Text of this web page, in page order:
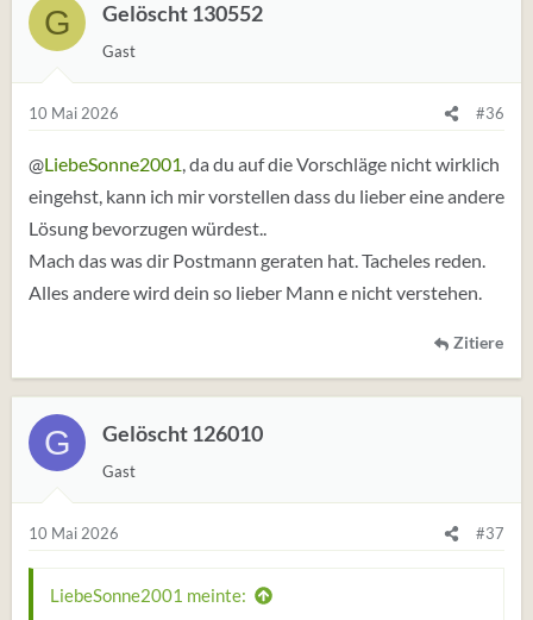
G Gelöscht 130552
Gast
10 Mai 2026 #36
@LiebeSonne2001, da du auf die Vorschläge nicht wirklich
eingehst, kann ich mir vorstellen dass du lieber eine andere
Lösung bevorzugen würdest..
Mach das was dir Postmann geraten hat. Tacheles reden.
Alles andere wird dein so lieber Mann e nicht verstehen.
Zitiere
G Gelöscht 126010
Gast
10 Mai 2026 #37
LiebeSonne2001 meinte: